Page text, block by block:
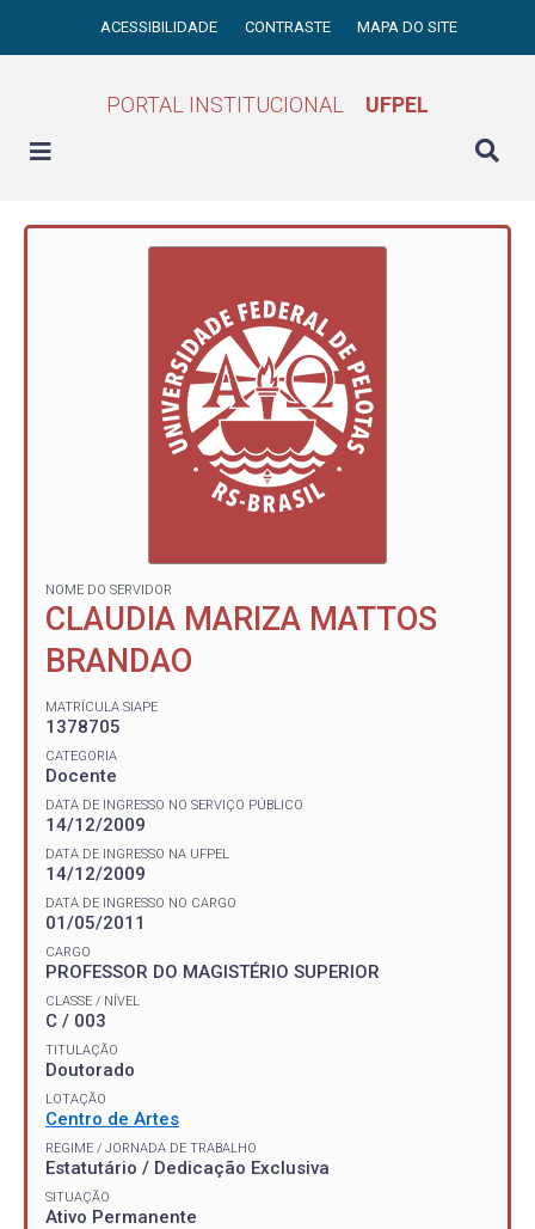
ACESSIBILIDADE CONTRASTE MAPA DO SITE
PORTAL INSTITUCIONAL UFPEL
NOME DO SERVIDOR
CLAUDIA MARIZA MATTOS
BRANDAO
MATRÍCULA SIAPE
1378705
CATEGORIA
Docente
DATA DE INGRESSO NO SERVIÇO PÚBLICO
14/12/2009
DATA DE INGRESSO NA UFPEL
14/12/2009
DATA DE INGRESSO NO CARGO
01/05/2011
CARGO
PROFESSOR DO MAGISTÉRIO SUPERIOR
CLASSE / NÍVEL
C / 003
TITULAÇÃO
Doutorado
LOTAÇÃO
Centro de Artes
REGIME / JORNADA DE TRABALHO
Estatutário / Dedicação Exclusiva
SITUAÇÃO
Ativo Permanente